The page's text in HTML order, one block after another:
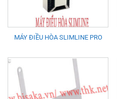
MÁY ĐIỀU HÒA SLIMLINE PRO